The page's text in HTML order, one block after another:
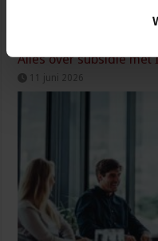
Alles over subsidie met
11 juni 2026